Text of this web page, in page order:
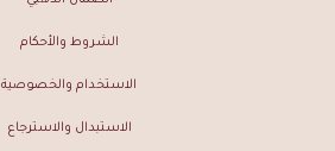
الشروط والأحكام
الاستخدام والخصوصية
الاستبدال والاسترجاع